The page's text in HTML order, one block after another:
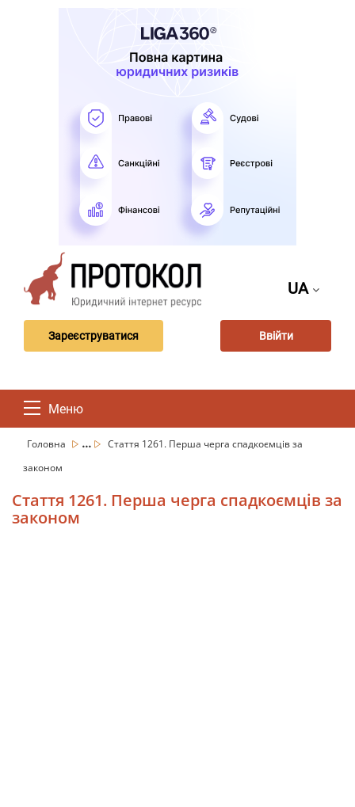
UA
Зареєструватися Ввійти
Меню
Головна ...
Стаття 1261. Перша черга спадкоємців за
законом
Стаття 1261. Перша черга спадкоємців за
законом